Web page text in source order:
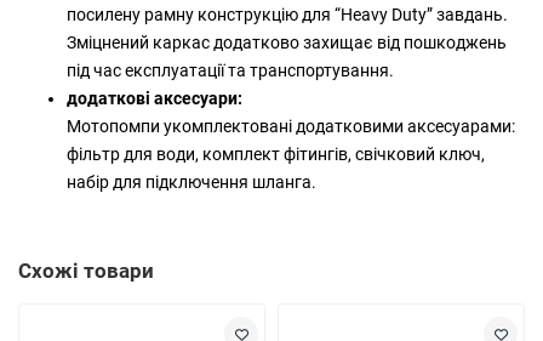
посилену рамну конструкцію для “Heavy Duty” завдань.
Зміцнений каркас додатково захищає від пошкоджень
під час експлуатації та транспортування.
додаткові аксесуари:
Мотопомпи укомплектовані додатковими аксесуарами:
фільтр для води, комплект фітингів, свічковий ключ,
набір для підключення шланга.
Схожі товари